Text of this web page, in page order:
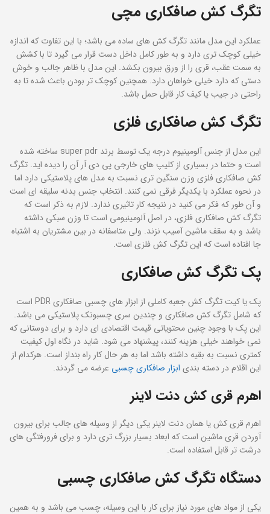
تگرگ کش صافکاری مچی
عملکرد این مدل مانند تگرگ کش های ساده می باشد؛ با این تفاوت که اندازه
خیلی کوچک تری دارد و به طور کامل داخل دست قرار می گیرد تا با کشش
به سمت عقب، قری را از ورق بیرون بکشد. این مدل با ظاهر جالب و خوش
دستی که دارد خیلی خواهان دارد. همچنین کوچک تر بودن باعث شده تا به
راحتی در جیب یا کیف کار قابل حمل باشد.
تگرگ کش صافکاری فلزی
این مدل از جنس آلومینیوم درجه یک توسط برند super pdr ساخته شده
است و حتما در بسیاری از کلیپ های خارجی پی دی آر آن را دیده اید. تگرگ
کش صافکاری فلزی وزن سنگین تری نسبت به مدل های پلاستیکی دارد اما
در نحوه عملکرد با یکدیگر فرقی نمی کنند. انتخاب جنس بدنه سلیقه ای است
و آن طور که فکر می کنید در نتیجه کار تاثیری ندارد. لازم به ذکر است که
تگرگ کش صافکاری فلزی، در اصل آلومینیومی است تا وزن سبکی داشته
باشد و به سقف ماشین آسیب نزند. ولی متاسفانه در بین مشتریان به اشتباه
جا افتاده است که این تگرگ کش فلزی است.
پک تگرگ کش صافکاری
پک یا کیت تگرگ کش جعبه کاملی از ابزار های چسبی صافکاری PDR است
که شامل تگرگ کش صافکاری و چندین سری چسبونک پلاستیکی می باشد.
این پک با وجود چنین محتویاتی قیمت اقتصادی ای دارد و برای دوستانی که
نمی خواهند خیلی هزینه کنند، پیشنهاد می شود. شاید در نگاه اول کیفیت
کمتری نسبت به بقیه داشته باشد اما به هر حال کار راه بنداز است. هرکدام از
این اقلام در دسته بندی ابزار صافکاری چسبی عرضه می گردند.
اهرم قری کش دنت لاینر
اهرم قری کش یا همان دنت لاینر یکی دیگر از وسیله های جالب برای بیرون
آوردن قری ماشین است که ابعاد بسیار بزرگ تری دارد و برای فرورفتگی های
درشت تر قابل استفاده است.
دستگاه تگرگ کش صافکاری چسبی
یکی از مواد های مورد نیاز برای کار با این وسیله، چسب می باشد و به همین